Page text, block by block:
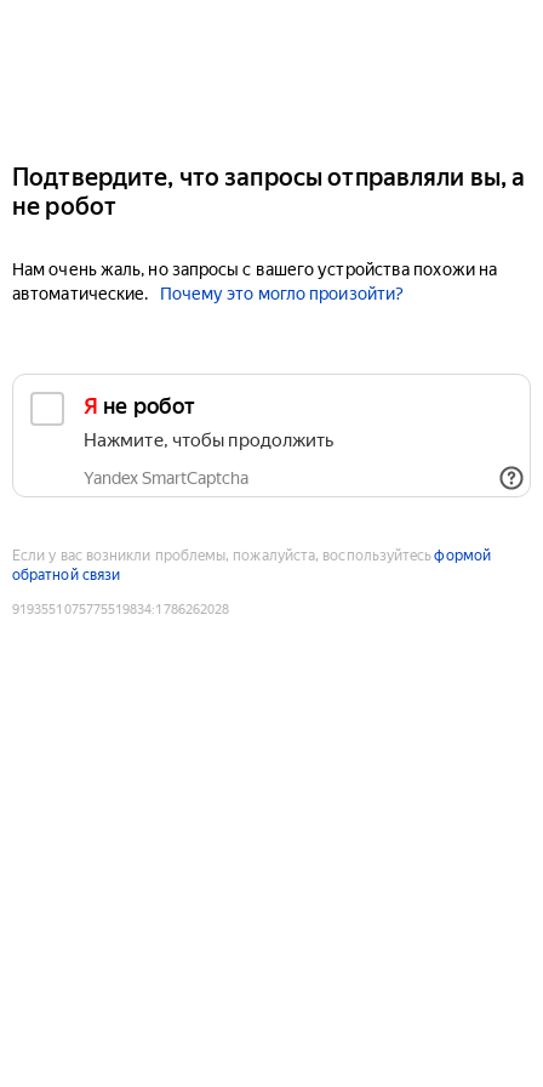
Подтвердите, что запросы отправляли вы, а
не робот
Нам очень жаль, но запросы с вашего устройства похожи на
автоматические.
Почему это могло произойти?
Я не робот
Нажмите, чтобы продолжить
Yandex SmartCaptcha
Если у вас возникли проблемы, пожалуйста, воспользуйтесьформой
обратной связи
9193551075775519834:1786262028